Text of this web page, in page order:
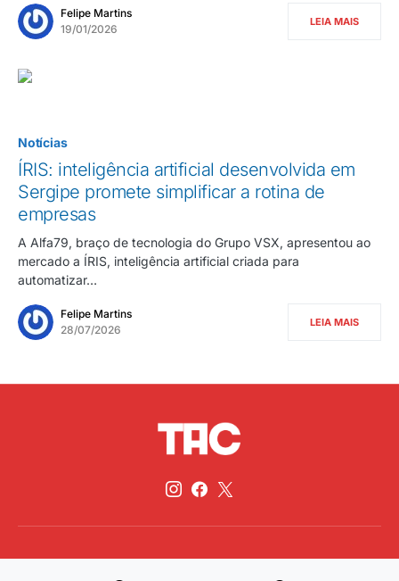
Felipe Martins
19/01/2026
LEIA MAIS
Notícias
ÍRIS: inteligência artificial desenvolvida em
Sergipe promete simplificar a rotina de
empresas
A Alfa79, braço de tecnologia do Grupo VSX, apresentou ao
mercado a ÍRIS, inteligência artificial criada para
automatizar…
Felipe Martins
28/07/2026
LEIA MAIS
©2026, All Rights Reserved,Traz A Conta